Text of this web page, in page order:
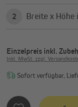
2
Einzelpreis inkl.
Inkl. MwSt. zzgl.
Sofort verfügbar,
Produkt